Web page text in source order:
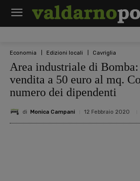
Economia Edizioni locali Cavriglia
Area industriale di
vendita a 50 euro al mq.
numero dei dipendenti
di Monica Campani 12 Febbraio 2020